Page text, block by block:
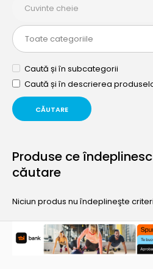
Caută și în subcategorii
Caută și în descrierea
Produse ce
căutare
Niciun produs nu îndeplineşte